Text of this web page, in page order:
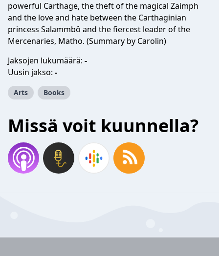
powerful Carthage, the theft of the magical Zaimph
and the love and hate between the Carthaginian
princess Salammbô and the fiercest leader of the
Mercenaries, Matho. (Summary by Carolin)
Jaksojen lukumäärä: -
Uusin jakso: -
Arts Books
Missä voit kuunnella?